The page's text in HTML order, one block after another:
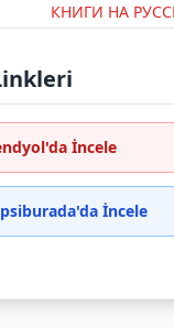
КНИГИ НА
İncele
İncele